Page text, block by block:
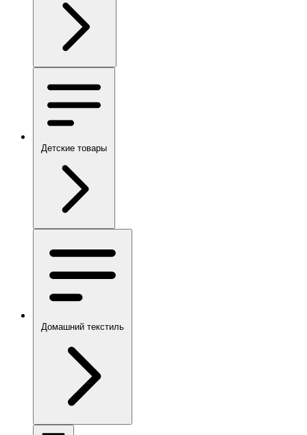
Детские товары
Домашний текстиль